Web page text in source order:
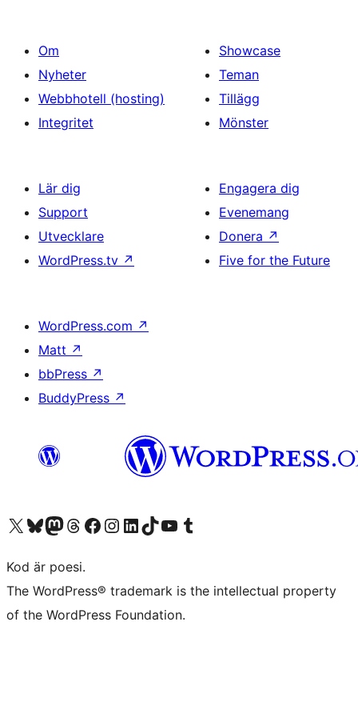
Om
Nyheter
Webbhotell (hosting)
Integritet
Showcase
Teman
Tillägg
Mönster
Lär dig
Support
Utvecklare
WordPress.tv ↗
Engagera dig
Evenemang
Donera ↗
Five for the Future
WordPress.com ↗
Matt ↗
bbPress ↗
BuddyPress ↗
Besök vår X-konto (f.d. Twitter)
Besök vårt Bluesky-konto
Besök vårt Mastodon-konto
Besök vårt Thread-konto
Besök vår Facebook-sidaBesök vårt Instagram-konto
Besök vårt LinkedIn-konto
Besök vårt TikTok-konto
Besök vår YouTube-kanalBesök vårt Tumblr-konto
Kod är poesi.
The WordPress® trademark is the intellectual property
of the WordPress Foundation.